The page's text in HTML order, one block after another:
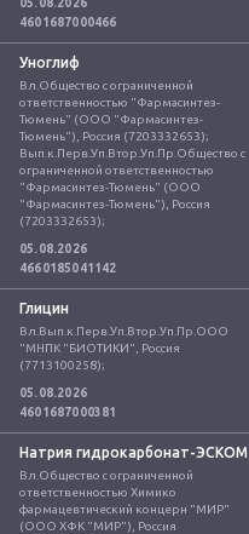
05.08.2026
4601687000466
Уноглиф
Вл.Общество с ограниченной
ответственностью "Фармасинтез-
Тюмень" (ООО "Фармасинтез-
Тюмень"), Россия (7203332653);
Вып.к.Перв.Уп.Втор.Уп.Пр.Общество с
ограниченной ответственностью
"Фармасинтез-Тюмень" (ООО
"Фармасинтез-Тюмень"), Россия
(7203332653);
05.08.2026
4660185041142
Глицин
Вл.Вып.к.Перв.Уп.Втор.Уп.Пр.ООО
"МНПК "БИОТИКИ", Россия
(7713100258);
05.08.2026
4601687000381
Натрия гидрокарбонат-ЭСКОМ
Вл.Общество с ограниченной
ответственностью Химико
фармацевтический концерн "МИР"
(ООО ХФК "МИР"), Россия